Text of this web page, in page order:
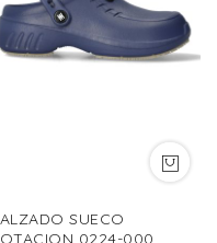
SUECO
0224-000